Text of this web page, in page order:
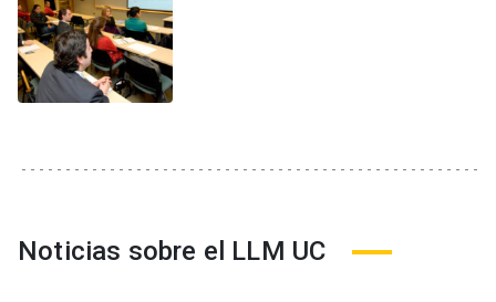
Noticias sobre el LLM UC